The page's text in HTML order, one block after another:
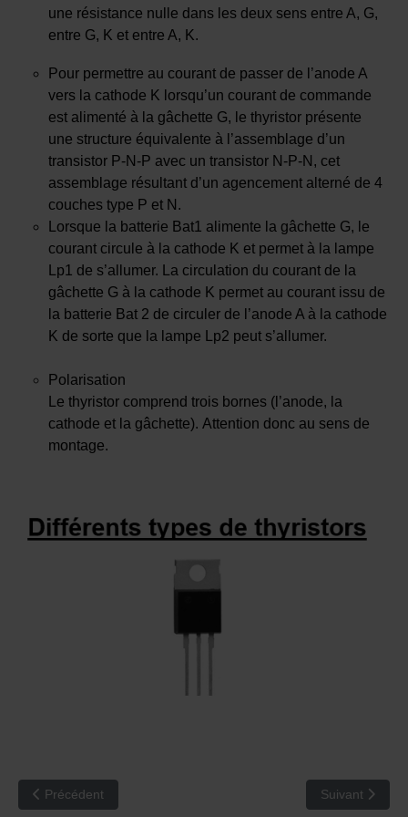
une résistance nulle dans les deux sens entre A, G,
entre G, K et entre A, K.
Pour permettre au courant de passer de l’anode A
vers la cathode K lorsqu’un courant de commande
est alimenté à la gâchette G, le thyristor présente
une structure équivalente à l’assemblage d’un
transistor P-N-P avec un transistor N-P-N, cet
assemblage résultant d’un agencement alterné de 4
couches type P et N.
Lorsque la batterie Bat1 alimente la gâchette G, le
courant circule à la cathode K et permet à la lampe
Lp1 de s’allumer. La circulation du courant de la
gâchette G à la cathode K permet au courant issu de
la batterie Bat 2 de circuler de l’anode A à la cathode
K de sorte que la lampe Lp2 peut s’allumer.
Polarisation
Le thyristor comprend trois bornes (l’anode, la
cathode et la gâchette). Attention donc au sens de
montage.
Article précédent : RCB 26 : Le triac
Précédent Article suivant
Suivant